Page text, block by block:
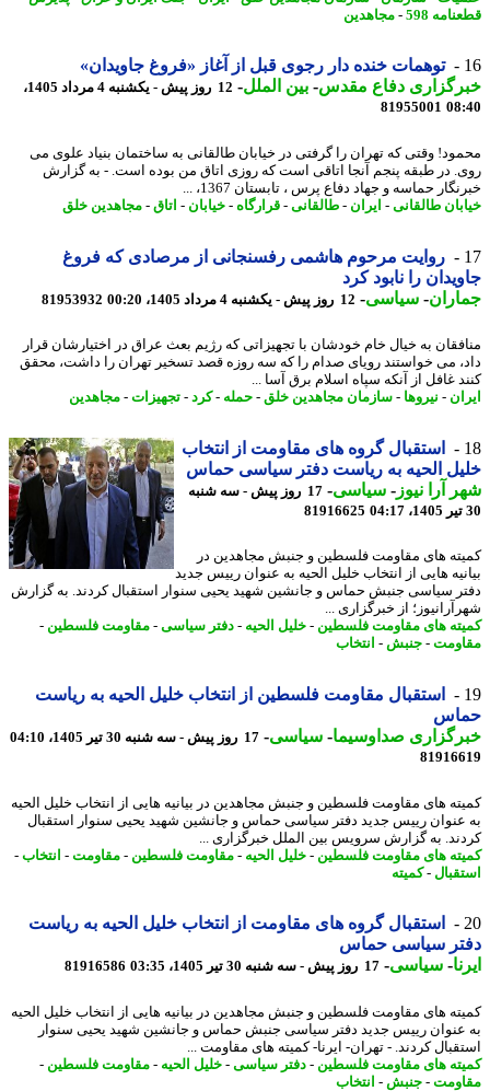
598
-مجاهدین
توهمات خنده دار رجوی قبل از آغاز «فروغ جاویدان»
دفاع مقدس-بین الملل-
12 روز پیش - یکشنبه 4 مرداد 1405،
81955001
وقتی که تهران را گرفتی در خیابان طالقانی به ساختمان بنیاد علوی می
در طبقه پنجم آنجا اتاقی است که روزی اتاق من بوده است. - به گزارش
حماسه و جهاد دفاع پرس ، تابستان 1367، ...
طالقانی-ایران - طالقانی-قرارگاه -خیابان-اتاق -مجاهدین خلق
روایت مرحوم هاشمی رفسنجانی از مرصادی که فروغ
را نابود کرد
- سیاسی-12 روز پیش - یکشنبه 4 مرداد 1405، 00:20 81953932
به خیال خام خودشان با تجهیزاتی که رژیم بعث عراق در اختیارشان قرار
می خواستند رویای صدام را که سه روزه قصد تسخیر تهران را داشت، محقق
غافل از آنکه سپاه اسلام برق آسا ...
- نیروها-سازمان مجاهدین خلق -حمله-کرد-تجهیزات- مجاهدین
استقبال گروه های مقاومت از انتخاب
الحیه به ریاست دفتر سیاسی حماس
آرا نیوز-سیاسی-
17 روز پیش - سه شنبه
81916625
های مقاومت فلسطین و جنبش مجاهدین در
هایی از انتخاب خلیل الحیه به عنوان رییس جدید
سیاسی جنبش حماس و جانشین شهید یحیی سنوار استقبال کردند. به گزارش
از خبرگزاری ...
های مقاومت فلسطین-خلیل الحیه -دفتر سیاسی-مقاومت فلسطین-
-جنبش-انتخاب
استقبال مقاومت فلسطین از انتخاب خلیل الحیه به ریاست
صداوسیما-سیاسی-17 روز پیش - سه شنبه 30 تیر 1405، 04:10
های مقاومت فلسطین و جنبش مجاهدین در بیانیه هایی از انتخاب خلیل الحیه
رییس جدید دفتر سیاسی حماس و جانشین شهید یحیی سنوار استقبال
به گزارش سرویس بین الملل خبرگزاری ...
های مقاومت فلسطین-خلیل الحیه -مقاومت فلسطین-مقاومت-انتخاب-
-کمیته
استقبال گروه های مقاومت از انتخاب خلیل الحیه به ریاست
سیاسی حماس
-سیاسی-17 روز پیش - سه شنبه 30 تیر 1405، 03:35 81916586
های مقاومت فلسطین و جنبش مجاهدین در بیانیه هایی از انتخاب خلیل الحیه
رییس جدید دفتر سیاسی جنبش حماس و جانشین شهید یحیی سنوار
کردند. - تهران- ایرنا- کمیته های مقاومت ...
های مقاومت فلسطین-دفتر سیاسی-خلیل الحیه -مقاومت فلسطین-
-جنبش-انتخاب